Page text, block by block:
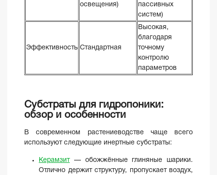
освещения)
пассивных
систем)
Эффективность Стандартная
Высокая,
благодаря
точному
контролю
параметров
Субстраты для гидропоники:
обзор и особенности
В современном растениеводстве чаще всего
используют следующие инертные субстраты:
Керамзит— обожжённые глиняные шарики.
Отлично держит структуру, пропускает воздух,